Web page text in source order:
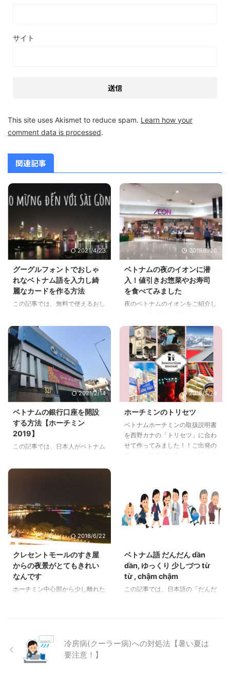
サイト
This site uses Akismet to reduce spam. Learn how your
comment data is processed.
関連記事
2021/4/23
グーグルフォントでおしゃ
れなベトナム語を入力し綺
麗なカードを作る方法
この記事では、無料で使えるおし
介します。グーグルのアプリを最
大限使って可愛くエレガントなカ
ードの作り方もご紹介！きっとベ
トナムの友達に喜んでもらえます
よ。
2019/6/26
ベトナムの夜のイオンに潜
入！値引きお惣菜やお寿司
を食べてみました
夜のベトナムのイオンをご紹介し
に何度かホーチミンの北隣のビン
ズオン( Bình Dương )によく行き
ます。ビンズオンのイオンによる
の8時以降に潜入してみました。
2021/2/14
ベトナムの銀行口座を開設
する方法【ホーチミン
2019】
この記事では、日本人がベトナム
の種類と開設する方法をシェアー
トシはどちらも「EXIMBANK」
で口座を開設しました。
2018/3/24
ホーチミンのトリセツ
ベトナムホーチミンの取扱説明書
を西野カナの「トリセツ」に合わ
せて作ってみました！！ご出発の
2018/6/22
クレセントモールのすき屋
からの夜景がとてもきれい
なんです
ホーチミン中心部から少し離れた
ベトナム語 だんだん dần
dần, ゆっくり 少しづつ từ
từ , chậm chậm
この記事では、日本語の「だんだ
ついても考えてみたいと思いま
す。
冷房病(クーラー病)への対処法【暑い夏は
要注意！】